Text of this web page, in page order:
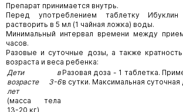
Препарат принимается внутрь.
Перед употреблением таблетку
растворить в 5 мл (1 чайная ложка) воды.
Минимальный интервал времени между
часов.
Разовые и суточные дозы, а также
возраста и веса ребенка:
Дети в
возрасте 3-6
лет
(масса тела
13-20 кг)
Разовая доза - 1 таблетка.
в сутки. Максимальная